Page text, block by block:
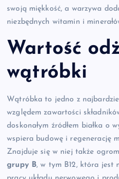
swoją miękkość, a warzywa
niezbędnych witamin i
Wartość
wątróbki
Wątróbka to jedno z
względem zawartości
doskonałym źródłem białka o
wspiera budowę i regenerację
Znajduje się w niej także
grupy B, w tym B12, która jest